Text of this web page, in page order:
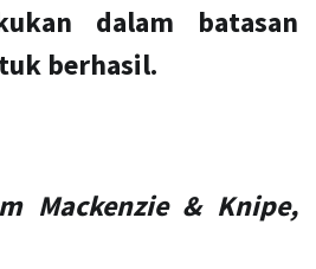
dalam batasan
berhasil.
Mackenzie & Knipe,